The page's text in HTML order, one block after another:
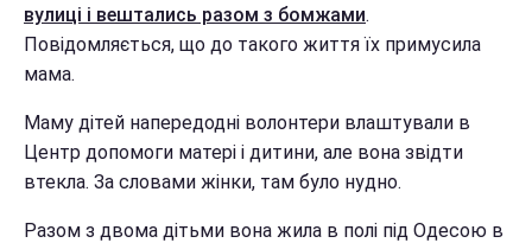
вулиці і вештались разом з бомжами.
Повідомляється, що до такого життя їх примусила
мама.
Маму дітей напередодні волонтери влаштували в
Центр допомоги матері і дитини, але вона звідти
втекла. За словами жінки, там було нудно.
Разом з двома дітьми вона жила в полі під Одесою в